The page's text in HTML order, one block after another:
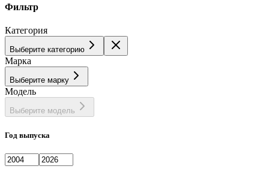
Фильтр
Категория
Выберите категорию
Марка
Выберите марку
Модель
Выберите модель
Год выпуска